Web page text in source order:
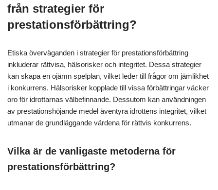
från strategier för
prestationsförbättring?
Etiska överväganden i strategier för prestationsförbättring
inkluderar rättvisa, hälsorisker och integritet. Dessa strategier
kan skapa en ojämn spelplan, vilket leder till frågor om jämlikhet
i konkurrens. Hälsorisker kopplade till vissa förbättringar väcker
oro för idrottarnas välbefinnande. Dessutom kan användningen
av prestationshöjande medel äventyra idrottens integritet, vilket
utmanar de grundläggande värdena för rättvis konkurrens.
Vilka är de vanligaste metoderna för
prestationsförbättring?